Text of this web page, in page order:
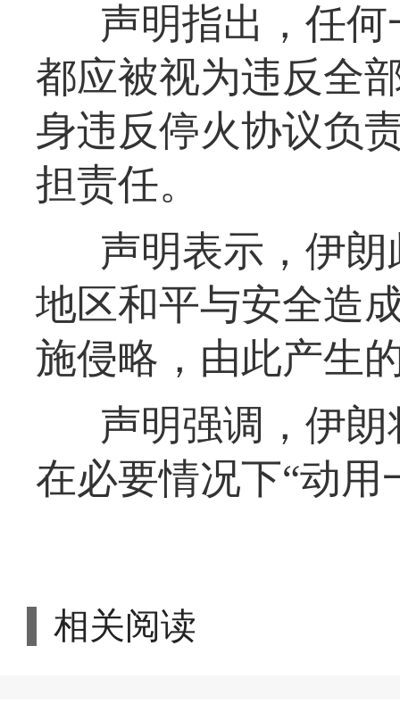
声明指出，任
都应被视为违反全
身违反停火协议负
担责任。
声明表示，伊
地区和平与安全造
施侵略，由此产生
声明强调，伊
在必要情况下“动用
相关阅读